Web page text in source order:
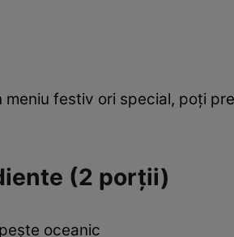
meniu festiv ori special, poţi
(2 porţii)
oceanic